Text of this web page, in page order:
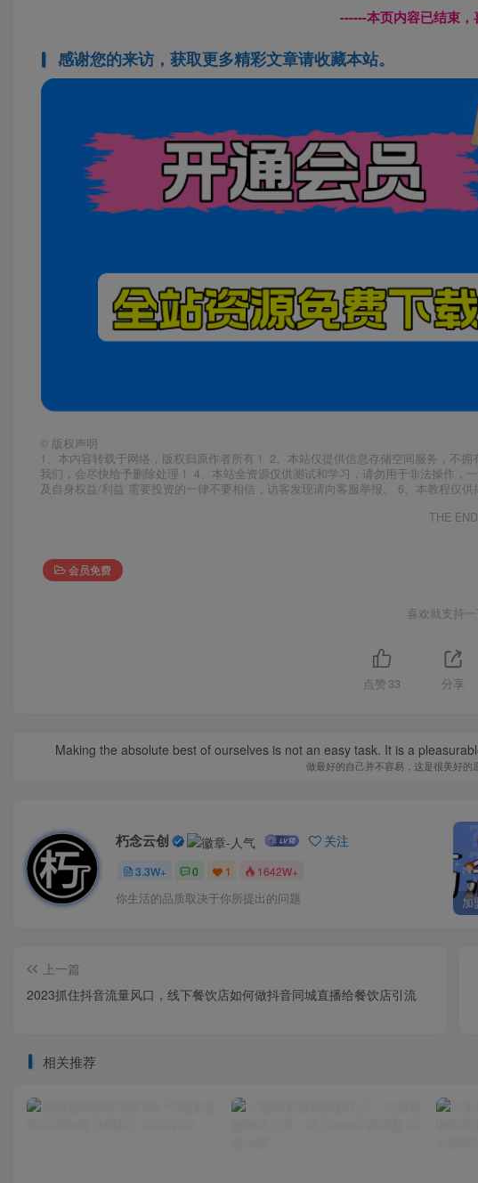
------本页内容已结束
感谢您的来访，获取更多精彩文章请收藏本站。
© 版权声明
1、本内容转载于网络，版权归原作者所有！ 2、本站仅提供信息存储空间服务，不
我们，会尽快给予删除处理！ 4、本站全资源仅供测试和学习，请勿用于非法操作
及自身权益/利益 需要投资的一律不要相信，访客发现请向客服举报。 6、本教程仅
THE END
会员免费
喜欢就支持
点赞 33 分享
Making the absolute best of ourselves is not an easy task. It is a
做最好的自己并不容易，这是很美好的
朽念云创 关注
3.3W+ 0 1 1642W+
你生活的品质取决于你所提出的问题
上一篇
2023抓住抖音流量风口，线下餐饮店如何做抖音同城直播给餐饮店引流
相关推荐